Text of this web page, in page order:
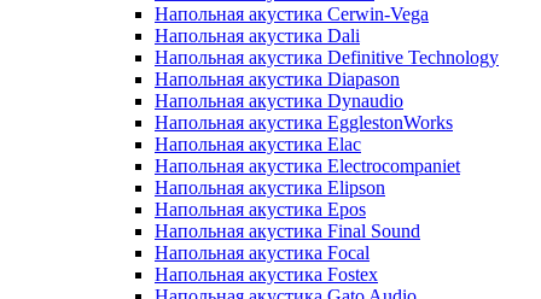
Напольная акустика Cerwin-Vega
Напольная акустика Dali
Напольная акустика Definitive Technology
Напольная акустика Diapason
Напольная акустика Dynaudio
Напольная акустика EgglestonWorks
Напольная акустика Elac
Напольная акустика Electrocompaniet
Напольная акустика Elipson
Напольная акустика Epos
Напольная акустика Final Sound
Напольная акустика Focal
Напольная акустика Fostex